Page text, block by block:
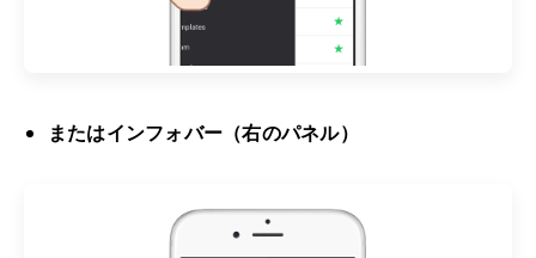
またはインフォバー（右のパネル）